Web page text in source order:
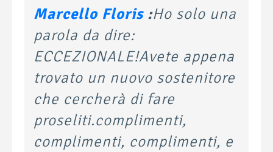
Marcello Floris :Ho solo una
parola da dire:
ECCEZIONALE!Avete appena
trovato un nuovo sostenitore
che cercherà di fare
proseliti.complimenti,
complimenti, complimenti, e